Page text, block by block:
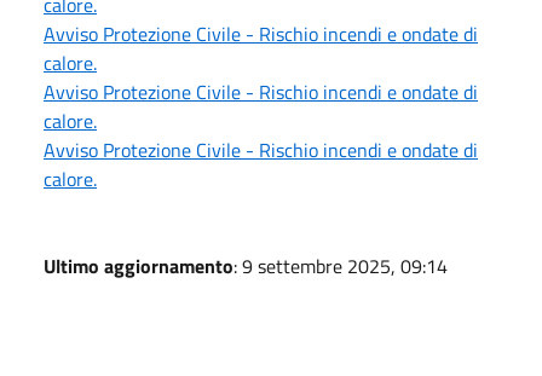
Avviso Protezione Civile - Rischio incendi e ondate di
calore.
Avviso Protezione Civile - Rischio incendi e ondate di
calore.
Avviso Protezione Civile - Rischio incendi e ondate di
calore.
Ultimo aggiornamento: 9 settembre 2025, 09:14